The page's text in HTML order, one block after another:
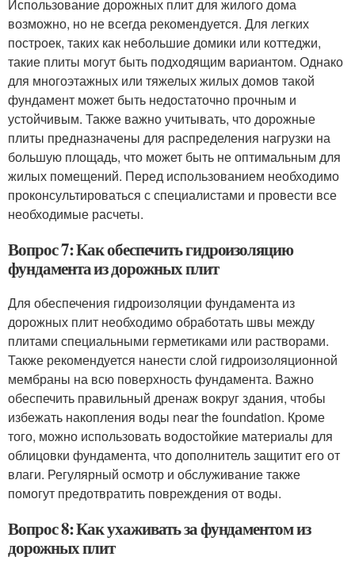
Использование дорожных плит для жилого дома
возможно, но не всегда рекомендуется. Для легких
построек, таких как небольшие домики или коттеджи,
такие плиты могут быть подходящим вариантом. Однако
для многоэтажных или тяжелых жилых домов такой
фундамент может быть недостаточно прочным и
устойчивым. Также важно учитывать, что дорожные
плиты предназначены для распределения нагрузки на
большую площадь, что может быть не оптимальным для
жилых помещений. Перед использованием необходимо
проконсультироваться с специалистами и провести все
необходимые расчеты.
Вопрос 7: Как обеспечить гидроизоляцию
фундамента из дорожных плит
Для обеспечения гидроизоляции фундамента из
дорожных плит необходимо обработать швы между
плитами специальными герметиками или растворами.
Также рекомендуется нанести слой гидроизоляционной
мембраны на всю поверхность фундамента. Важно
обеспечить правильный дренаж вокруг здания, чтобы
избежать накопления воды near the foundation. Кроме
того, можно использовать водостойкие материалы для
облицовки фундамента, что дополнитель защитит его от
влаги. Регулярный осмотр и обслуживание также
помогут предотвратить повреждения от воды.
Вопрос 8: Как ухаживать за фундаментом из
дорожных плит